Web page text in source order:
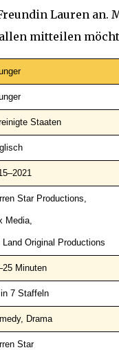
Lauren an.
mitteilen
Staaten
Star Productions,
Media,
Land Original Productions
Minuten
7 Staffeln
Drama
Star